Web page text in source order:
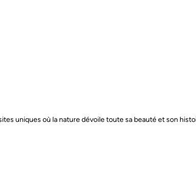
uniques où la nature dévoile toute sa beauté et son